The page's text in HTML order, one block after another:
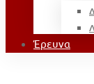
Έρευνα